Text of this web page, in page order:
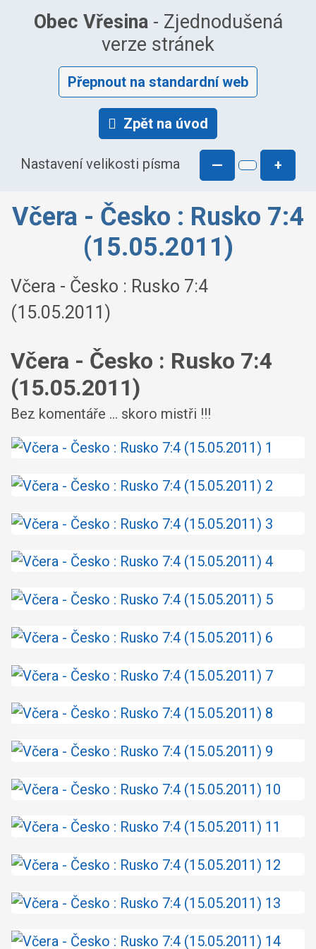
Obec Vřesina- Zjednodušená
verze stránek
Přepnout na standardní web
Zpět na úvod
Nastavení velikosti písma — +
Včera - Česko : Rusko 7:4
(15.05.2011)
Včera - Česko : Rusko 7:4
(15.05.2011)
Včera - Česko : Rusko 7:4
(15.05.2011)
Bez komentáře ... skoro mistři !!!